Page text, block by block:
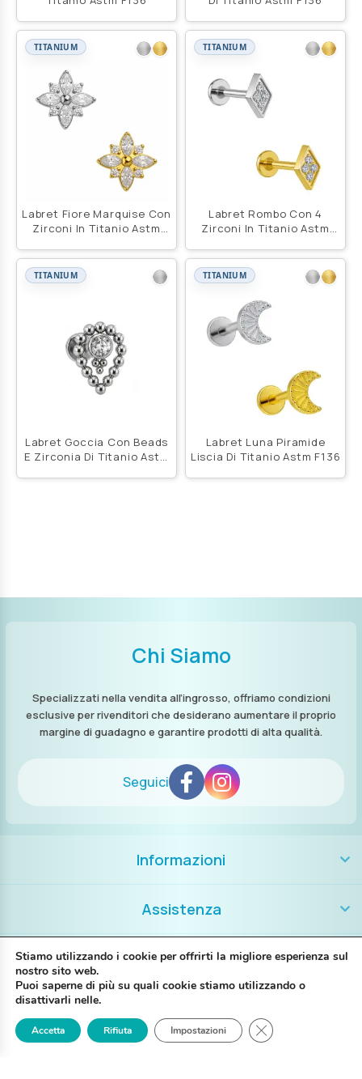
Login Registrati
TITANIUM
Labret Fiore Marquise Con
Zirconi In Titanio Astm
TITANIUM
Labret Rombo Con 4
Zirconi In Titanio Astm
TITANIUM
Labret Goccia Con Beads
E Zirconia Di Titanio Astm
TITANIUM
Labret Luna Piramide
Liscia Di Titanio Astm F136
Chi Siamo
Specializzati nella vendita all’ingrosso, offriamo condizioni
esclusive per rivenditori che desiderano aumentare il proprio
margine di guadagno e garantire prodotti di alta qualità.
Seguici
Informazioni
Assistenza
Contatti
+39 389 8986018
P. IVA IT02697130397
Stiamo utilizzando i cookie per offrirti la migliore esperienza sul
nostro sito web.
Puoi saperne di più su quali cookie stiamo utilizzando o
disattivarli nelle.
Accetta Rifiuta Impostazioni Close GDPR